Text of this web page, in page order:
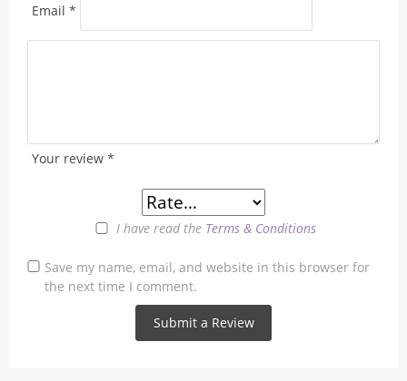
Your review *
I have read the Terms & Conditions
Email *
Save my name, email, and website in this browser for
the next time I comment.